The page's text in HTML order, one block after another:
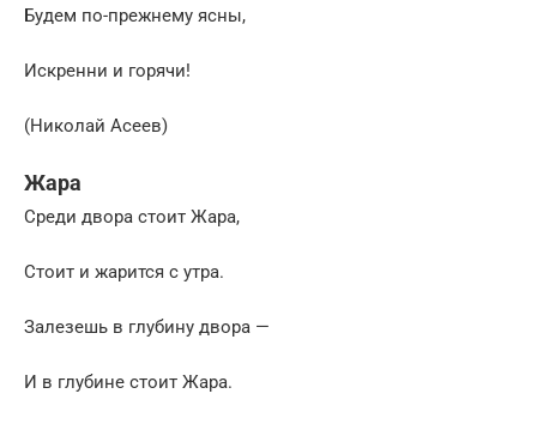
Будем по-прежнему ясны,
Искренни и горячи!
(Николай Асеев)
Жара
Среди двора стоит Жара,
Стоит и жарится с утра.
Залезешь в глубину двора —
И в глубине стоит Жара.